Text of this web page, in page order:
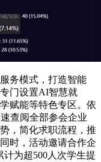
务模式，打造智能
门设置AI智慧就
赋能等特色专区。依
查阅全部参会企业
，简化求职流程，推
时，活动邀请合作企
为超500人次学生提